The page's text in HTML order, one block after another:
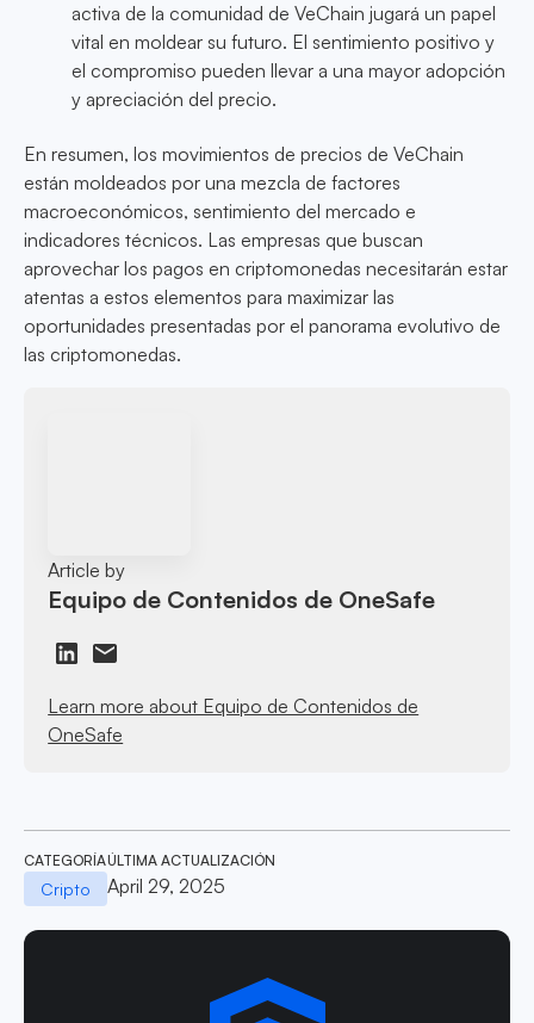
activa de la comunidad de VeChain jugará un papel
vital en moldear su futuro. El sentimiento positivo y
el compromiso pueden llevar a una mayor adopción
y apreciación del precio.
En resumen, los movimientos de precios de VeChain
están moldeados por una mezcla de factores
macroeconómicos, sentimiento del mercado e
indicadores técnicos. Las empresas que buscan
aprovechar los pagos en criptomonedas necesitarán estar
atentas a estos elementos para maximizar las
oportunidades presentadas por el panorama evolutivo de
las criptomonedas.
Article by
Equipo de Contenidos de OneSafe
Learn more about Equipo de Contenidos de
OneSafe
CATEGORÍA
Cripto
ÚLTIMA ACTUALIZACIÓN
April 29, 2025